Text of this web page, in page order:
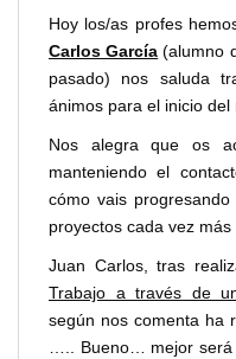
Hoy los/as profes
Carlos García (alumno
pasado) nos saluda
ánimos para el inicio del
Nos alegra que os
manteniendo el
cómo vais
proyectos cada vez
Juan Carlos, tras
Trabajo a través de
según nos comenta ha
….. Bueno… mejor será